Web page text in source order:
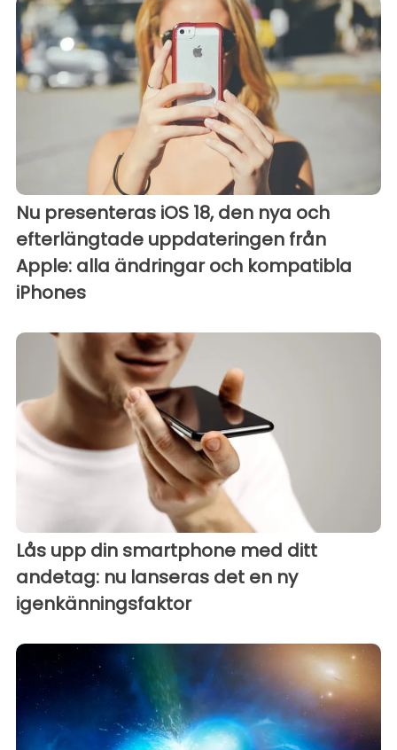
Nu presenteras iOS 18, den nya och
efterlängtade uppdateringen från
Apple: alla ändringar och kompatibla
iPhones
Lås upp din smartphone med ditt
andetag: nu lanseras det en ny
igenkänningsfaktor